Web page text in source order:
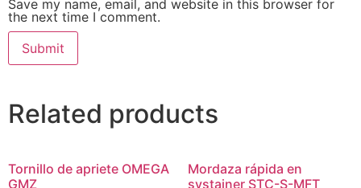
Save my name, email, and website in this browser for
the next time I comment.
Related products
Tornillo de apriete OMEGA
GMZ
Mordaza rápida en
systainer STC-S-MFT